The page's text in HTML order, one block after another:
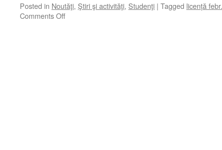
Posted in Noutăţi, Ştiri şi activităţi, Studenţi | Tagged licență
Comments Offon